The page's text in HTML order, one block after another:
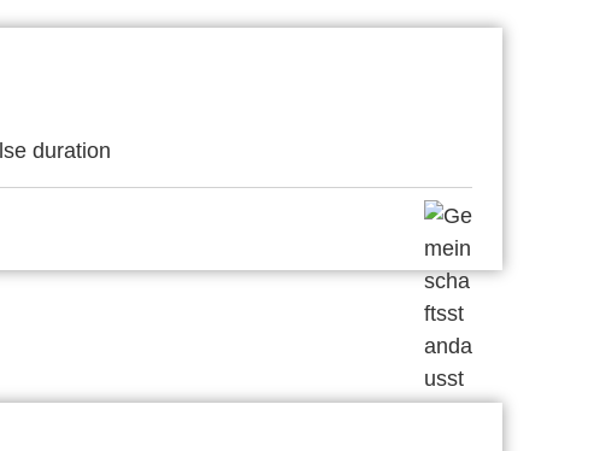
duration